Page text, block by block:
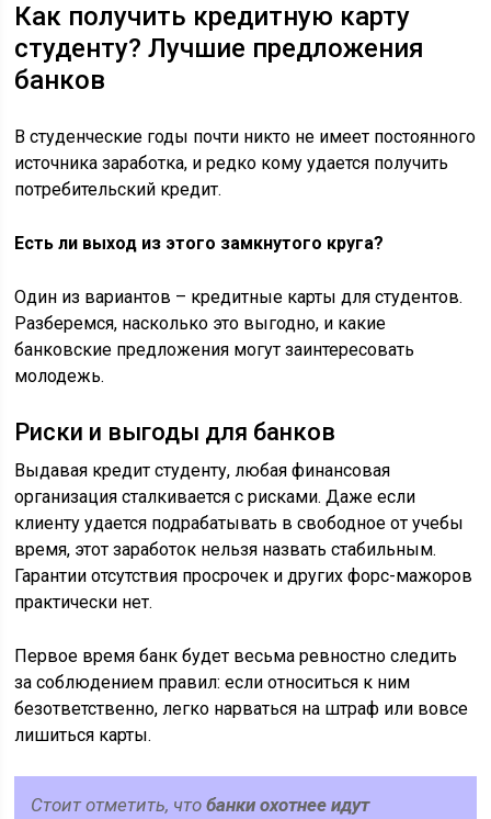
Как получить кредитную карту
студенту? Лучшие предложения
банков
В студенческие годы почти никто не имеет постоянного
источника заработка, и редко кому удается получить
потребительский кредит.
Есть ли выход из этого замкнутого круга?
Один из вариантов – кредитные карты для студентов.
Разберемся, насколько это выгодно, и какие
банковские предложения могут заинтересовать
молодежь.
Риски и выгоды для банков
Выдавая кредит студенту, любая финансовая
организация сталкивается с рисками. Даже если
клиенту удается подрабатывать в свободное от учебы
время, этот заработок нельзя назвать стабильным.
Гарантии отсутствия просрочек и других форс-мажоров
практически нет.
Первое время банк будет весьма ревностно следить
за соблюдением правил: если относиться к ним
безответственно, легко нарваться на штраф или вовсе
лишиться карты.
Стоит отметить, чтобанки охотнее идут